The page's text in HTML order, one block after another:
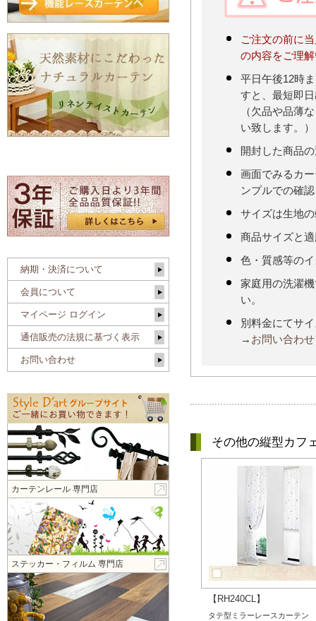
ご注文の前に
の内容をご理
平日午後12時
すと、最短即
（欠品や品薄
い致します。）
開封した商品
画面でみるカ
ンプルでの確
サイズは生地
商品サイズと
色・質感等の
家庭用の洗濯
い。
別料金にてサ
→ お問い合わ
その他の縦型カフ
【RH240CL】
タテ型ミラーレースカーテン
納期・決済について
会員について
マイページ ログイン
通信販売の法規に基づく表示
お問い合わせ
カーテンレール 専門店
ステッカー・フィルム 専門店